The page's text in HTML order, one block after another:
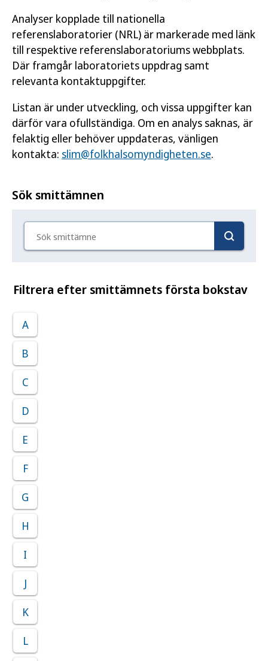
Analyser kopplade till nationella
referenslaboratorier (NRL) är markerade med länk
till respektive referenslaboratoriums webbplats.
Där framgår laboratoriets uppdrag samt
relevanta kontaktuppgifter.
Listan är under utveckling, och vissa uppgifter kan
därför vara ofullständiga. Om en analys saknas, är
felaktig eller behöver uppdateras, vänligen
kontakta: slim@folkhalsomyndigheten.se.
Sök smittämnen
Filtrera efter smittämnets första bokstav
A
B
C
D
E
F
G
H
I
J
K
L